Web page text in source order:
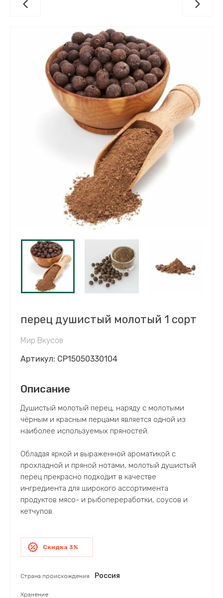
перец душистый молотый 1 сорт
Мир Вкусов
Артикул: CP15050330104
Описание
Душистый молотый перец, наряду с молотыми
чёрным и красным перцами является одной из
наиболее используемых пряностей.
Обладая яркой и выраженной ароматикой с
прохладной и пряной нотами, молотый душистый
перец прекрасно подходит в качестве
ингредиента для широкого ассортимента
продуктов мясо- и рыбопереработки, соусов и
кетчупов.
Скидка 3%
Страна происхождения Россия
Хранение